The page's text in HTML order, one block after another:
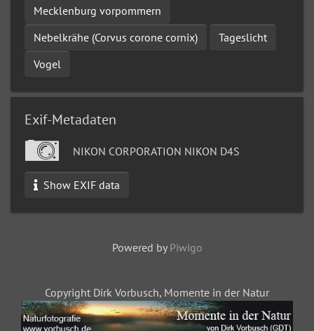
Mecklenburg vorpommern
Nebelkrähe (Corvus corone cornix)
Tageslicht
Vogel
Exif-Metadaten
NIKON CORPORATION NIKON D4S
Show EXIF data
Powered by Piwigo
Copyright Dirk Vorbusch, Momente in der Natur